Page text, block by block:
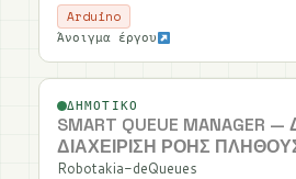
Arduino
Άνοιγμα έργου
ΔΗΜΟΤΙΚΌ
SMART QUEUE MANAGER
ΔΙΑΧΕΊΡΙΣΗ ΡΟΉΣ
Robotakia-deQueues